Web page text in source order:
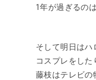
1年が過ぎるの
そして明日はハ
コスプレをした
藤枝はテレビの